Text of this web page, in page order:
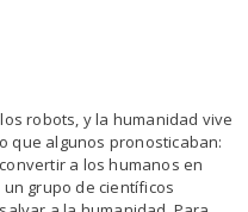
robots, y la humanidad vive
que algunos pronosticaban:
a los humanos en
grupo de científicos